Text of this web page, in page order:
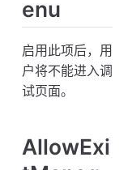
enu
启用此项后，用
户将不能进入调
试页面。
AllowExi